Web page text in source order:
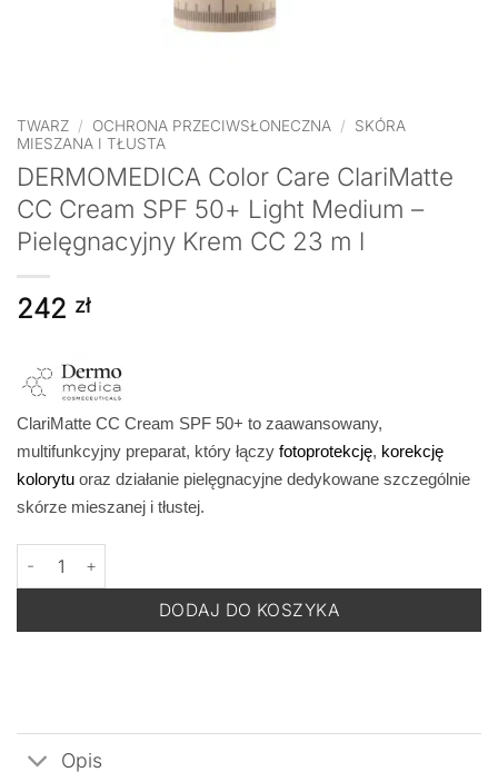
TWARZ / OCHRONA PRZECIWSŁONECZNA /
SKÓRA
MIESZANA I TŁUSTA
DERMOMEDICA Color Care ClariMatte
CC Cream SPF 50+ Light Medium –
Pielęgnacyjny Krem CC 23 m l
242 zł
ClariMatte CC Cream SPF 50+ to zaawansowany,
multifunkcyjny preparat, który łączy fotoprotekcję, korekcję
kolorytu oraz działanie pielęgnacyjne dedykowane szczególnie
skórze mieszanej i tłustej.
ilość DERMOMEDICA Color Care ClariMatte CC Cream SPF
DODAJ DO KOSZYKA
Opis